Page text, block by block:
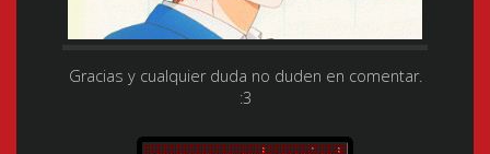
Gracias y cualquier duda no duden en comentar.
:3